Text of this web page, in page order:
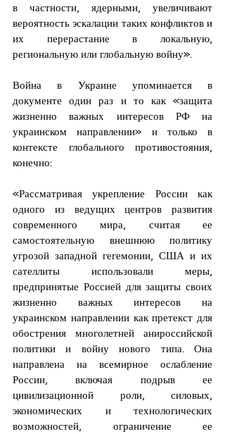
в частности, ядерными, увеличивают
вероятность эскалации таких конфликтов и
их перерастание в локальную,
региональную или глобальную войну».
Война в Украине упоминается в
документе один раз и то как «защита
жизненно важных интересов РФ на
украинском направлении» и только в
контексте глобального противостояния,
конечно:
«Рассматривая укрепление России как
одного из ведущих центров развития
современного мира, считая ее
самостоятельную внешнюю политику
угрозой западной гегемонии, США и их
сателлиты использовали меры,
предпринятые Россией для защиты своих
жизненно важных интересов на
украинском направлении как претекст для
обострения многолетней анироссийской
политики и войну нового типа. Она
направлена на всемирное ослабление
России, включая подрыв ее
цивилизационной роли, силовых,
экономических и технологических
возможностей, ограничение ее